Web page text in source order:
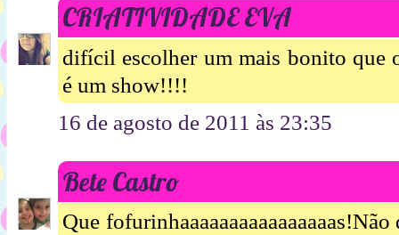
CRIATIVIDADE EVA
difícil escolher um mais bonito que
é um show!!!!
16 de agosto de 2011 às 23:35
Bete Castro
Que